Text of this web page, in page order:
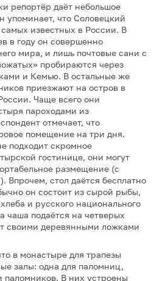
репортёр даёт небольшое
упоминает, что Соловецкий
известных в России. В
в году он совершенно
мира, и лишь почтовые сани с
пробираются через
и Кемью. В остальные же
приезжают на остров в
Чаще всего они
пароходами из
отмечает, что
помещение на три дня.
подходит скромное
гостинице, они могут
размещение (с
Впрочем, стол даётся бесплатно
он состоит из сырой рыбы,
и русского национального
чаша подаётся на четверых
своими деревянными ложками
в монастыре для трапезы
залы: одна для паломниц,
паломников. В них устроены